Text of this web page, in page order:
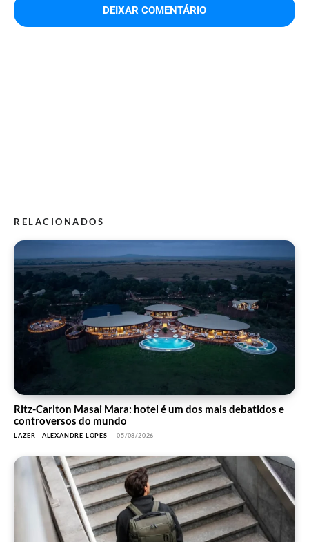
RELACIONADOS
Ritz-Carlton Masai Mara: hotel é um dos mais debatidos e
controversos do mundo
LAZER ALEXANDRE LOPES - 05/08/2026